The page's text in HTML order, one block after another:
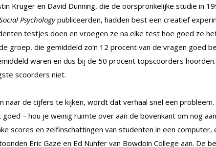
Kruger en David Dunning, die de oorspronkelijke studie in
Psychologypubliceerden, hadden best een creatief
testjes doen en vroegen ze na elke test hoe goed ze
groep, die gemiddeld zo’n 12 procent van de vragen goed
waren en dus bij de 50 procent topscoorders
scoorders niet.
naar de cijfers te kijken, wordt dat verhaal snel een
– hou je weinig ruimte over aan de bovenkant om nog
scores en zelfinschattingen van studenten in een computer,
Eric Gaze en Ed Nuhfer van Bowdoin College aan. De